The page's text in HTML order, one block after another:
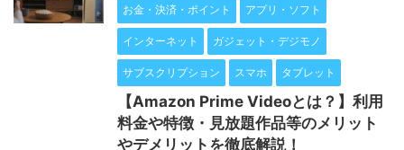
お金・決済・ポイント アプリ・ソフト
インターネット ガジェット・デジモノ
サブスクリプション スマホ タブレット
【Amazon Prime Videoとは？】利用
料金や特徴・見放題作品等のメリット
やデメリットを徹底解説！